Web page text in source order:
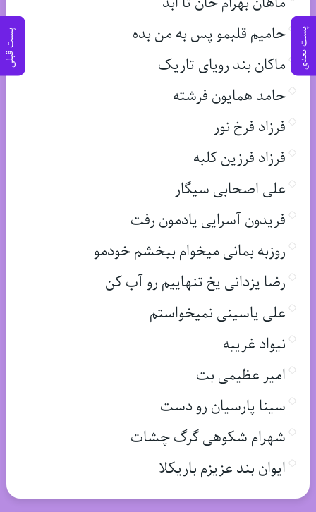
پست بعدی پست قبلی
حامیم قلبمو پس به من بده
ماکان بند رویای تاریک
حامد همایون فرشته
فرزاد فرخ نور
فرزاد فرزین کلبه
علی اصحابی سیگار
فریدون آسرایی یادمون رفت
روزبه بمانی میخوام ببخشم خودمو
رضا یزدانی یخ تنهاییم رو آب کن
علی یاسینی نمیخواستم
نیواد غریبه
امیر عظیمی بت
سینا پارسیان رو دست
شهرام شکوهی گرگ چشات
ایوان بند عزیزم باریکلا